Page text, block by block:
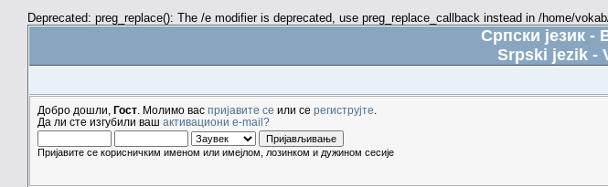
Deprecated: preg_replace(): The /e modifier is deprecated, use preg_replace_callback instead in /home/
Српски језик
Srpski jezik -
Добро дошли, Гост . Молимо вас пријавите се или се региструјте
Да ли сте изгубили ваш активациони e-mail?
Пријавите се корисничким именом или имејлом, лозинком и дужином сесије